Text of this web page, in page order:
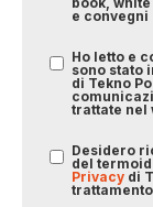
e
Ho letto e
sono stato
di Tekno
trattate nel
Desidero
del
Privacy di